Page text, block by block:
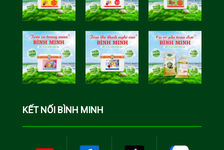
Hóa Bình
Minh
Học Bình
Minh
KẾT NỐI BÌNH MINH